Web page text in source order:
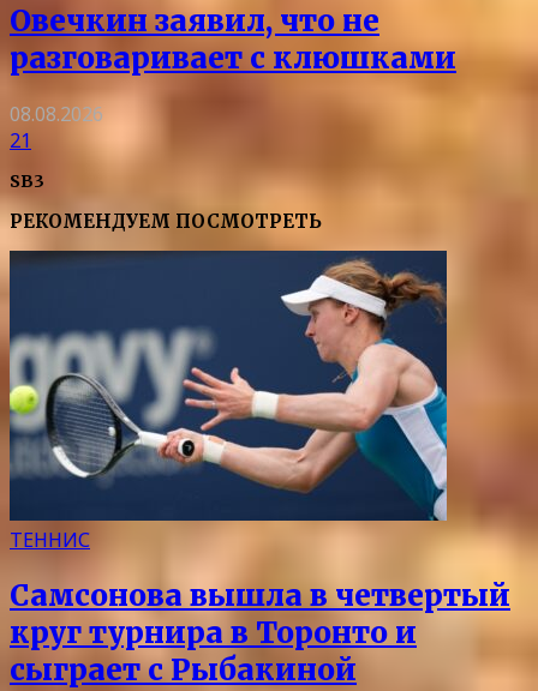
Овечкин заявил, что не
разговаривает с клюшками
08.08.2026
21
SB3
РЕКОМЕНДУЕМ ПОСМОТРЕТЬ
ТЕННИС
Самсонова вышла в четвертый
круг турнира в Торонто и
сыграет с Рыбакиной